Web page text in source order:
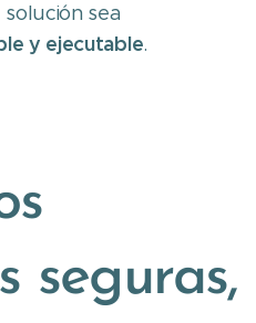
sea
y ejecutable.
seguras,